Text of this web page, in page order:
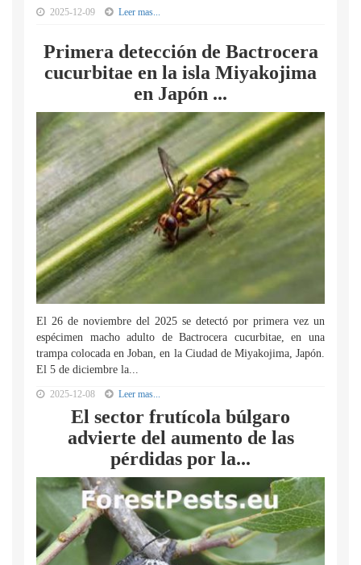
2025-12-09 Leer mas...
Primera detección de Bactrocera
cucurbitae en la isla Miyakojima
en Japón ...
El 26 de noviembre del 2025 se detectó por primera vez un
espécimen macho adulto de Bactrocera cucurbitae, en una
trampa colocada en Joban, en la Ciudad de Miyakojima, Japón.
El 5 de diciembre la...
2025-12-08 Leer mas...
El sector frutícola búlgaro
advierte del aumento de las
pérdidas por la...